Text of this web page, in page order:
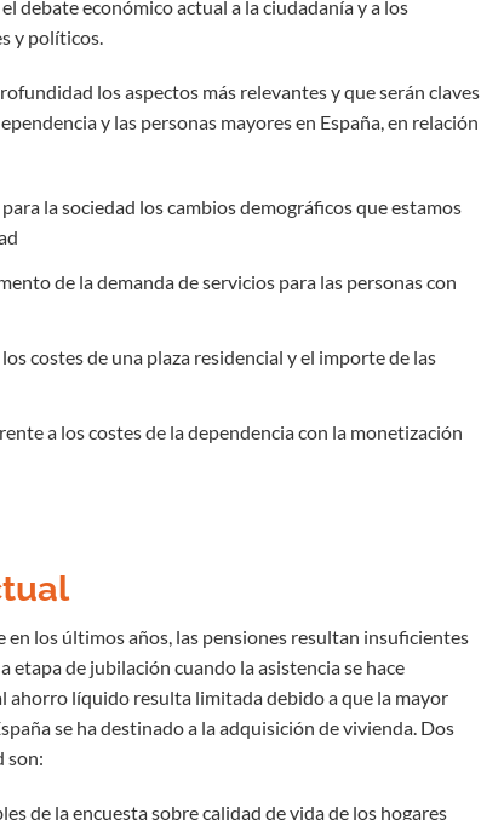
debate económico actual a la ciudadanía y a los
y políticos.
los aspectos más relevantes y que serán claves
y las personas mayores en España, en relación
la sociedad los cambios demográficos que estamos
de la demanda de servicios para las personas con
costes de una plaza residencial y el importe de las
a los costes de la dependencia con la monetización
en los últimos años, las pensiones resultan insuficientes
etapa de jubilación cuando la asistencia se hace
ahorro líquido resulta limitada debido a que la mayor
se ha destinado a la adquisición de vivienda. Dos
son:
de la encuesta sobre calidad de vida de los hogares